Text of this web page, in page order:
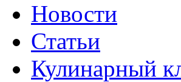
Новости
Статьи
Кулинарный